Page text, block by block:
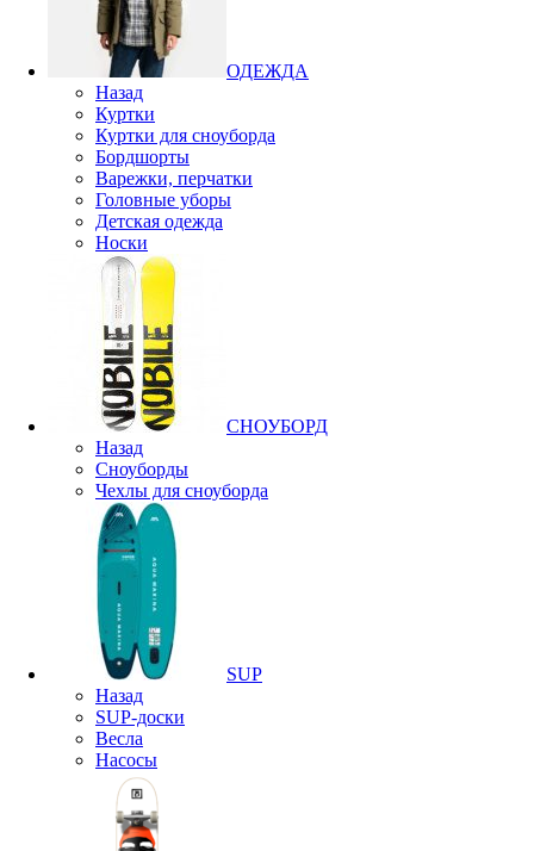
ОДЕЖДА
Назад
Куртки
Куртки для сноуборда
Бордшорты
Варежки, перчатки
Головные уборы
Детская одежда
Носки
СНОУБОРД
Назад
Сноуборды
Чехлы для сноуборда
SUP
Назад
SUP-доски
Весла
Насосы